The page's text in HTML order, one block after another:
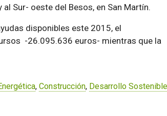
Sur- oeste del Besos, en San Martín.
disponibles este 2015, el
-26.095.636 euros- mientras que la
, Construcción, Desarrollo Sostenible